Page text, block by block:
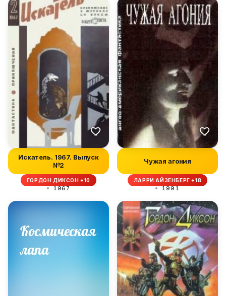
Искатель. 1967. Выпуск
№2
ГОРДОН ДИКСОН +10
1967
Чужая агония
ЛАРРИ АЙЗЕНБЕРГ +18
1991